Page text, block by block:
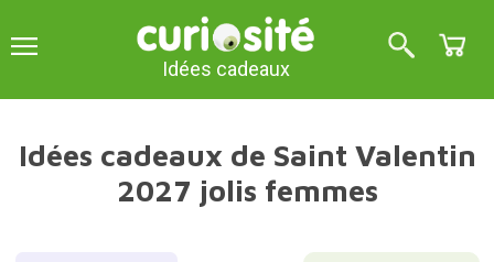
Idées cadeaux
Idées cadeaux de Saint Valentin
2027 jolis femmes